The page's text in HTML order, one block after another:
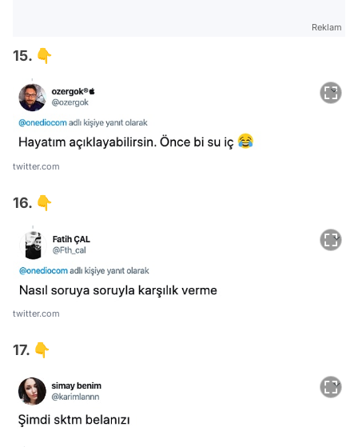
Reklam
15. 👇
twitter.com
16. 👇
twitter.com
17. 👇